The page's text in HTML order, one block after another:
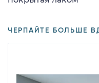
ЧЕРПАЙТЕ БОЛЬШЕ